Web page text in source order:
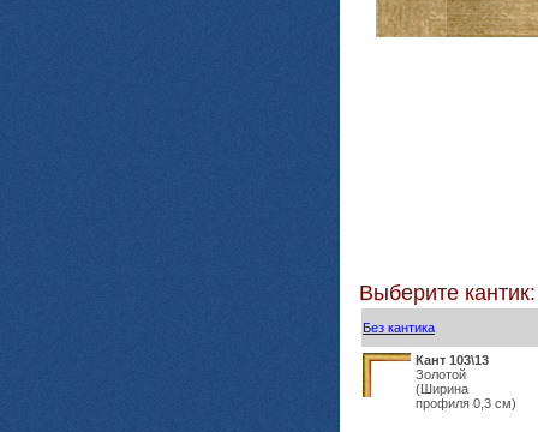
Выберите кантик:
Без кантика
Кант 103\13
Золотой
(Ширина
профиля 0,3 см)